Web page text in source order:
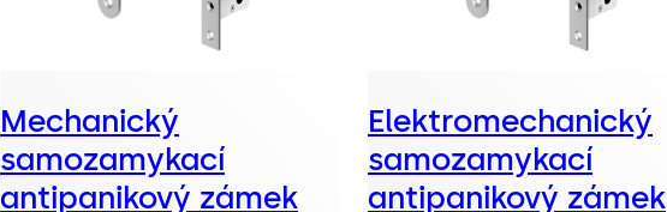
Mechanický
samozamykací
antipanikový zámek
Elektromechanický
samozamykací
antipanikový zámek